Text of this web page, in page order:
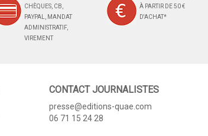
CHÈQUES, CB,
PAYPAL, MANDAT
ADMINISTRATIF,
VIREMENT
À PARTIR DE 50 €
D'ACHAT*
CONTACT JOURNALISTES
presse@editions-quae.com
06 71 15 24 28